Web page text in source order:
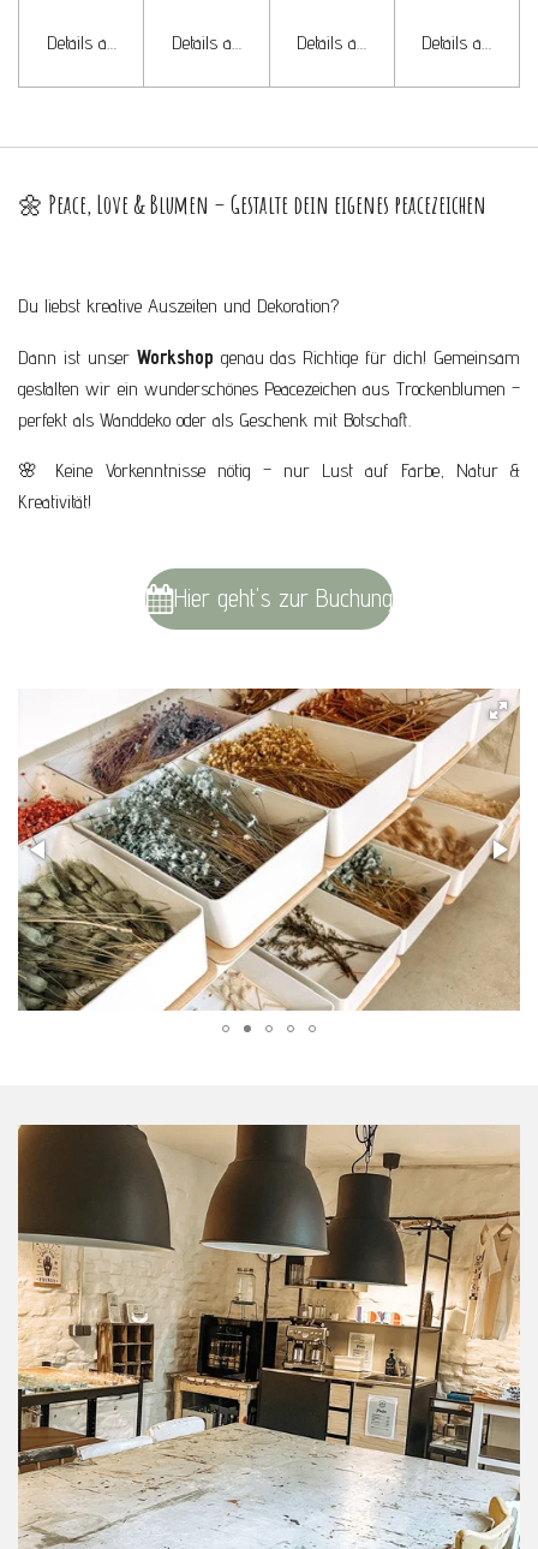
Details anzeigen Details anzeigen Details anzeigen Details anzeigen
🌼 Peace, Love & Blumen – Gestalte dein eigenes peacezeichen
Du liebst kreative Auszeiten und Dekoration?
Dann ist unser Workshop genau das Richtige für dich! Gemeinsam
gestalten wir ein wunderschönes Peacezeichen aus Trockenblumen –
perfekt als Wanddeko oder als Geschenk mit Botschaft.
🌸 Keine Vorkenntnisse nötig – nur Lust auf Farbe, Natur &
Kreativität!
Hier geht's zur Buchung